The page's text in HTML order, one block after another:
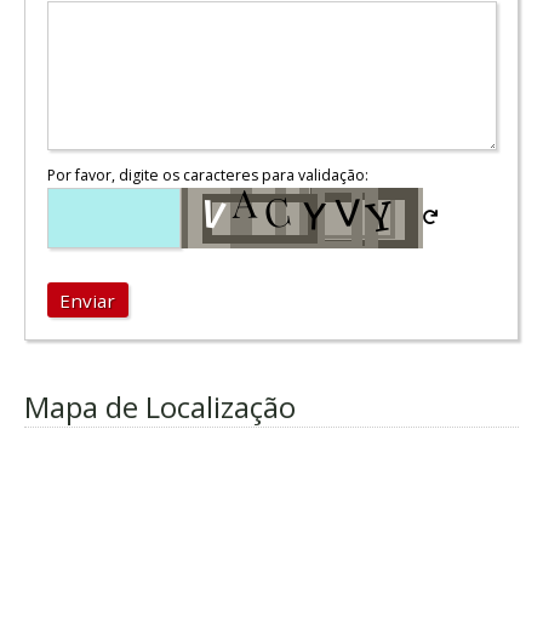
Por favor, digite os caracteres para validação:
Enviar
Mapa de Localização